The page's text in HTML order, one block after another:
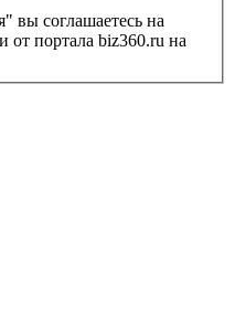
вы соглашаетесь на
от портала biz360.ru на